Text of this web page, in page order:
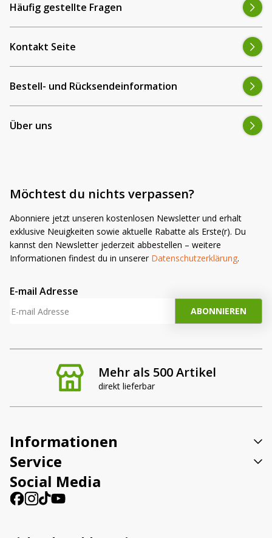
Mehr als 500 Artikel
direkt lieferbar
Häufig gestellte Fragen
Kontakt Seite
Bestell- und Rücksendeinformation
Über uns
Möchtest du nichts verpassen?
Abonniere jetzt unseren kostenlosen Newsletter und erhalt
exklusive Neuigkeiten sowie aktuelle Rabatte als Erste(r). Du
kannst den Newsletter jederzeit abbestellen – weitere
Informationen findest du in unserer Datenschutzerklärung.
E-mail Adresse
Informationen
Service
Social Media